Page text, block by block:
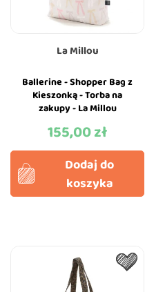
La Millou
Ballerine - Shopper Bag z
Kieszonką - Torba na
zakupy - La Millou
Cena
155,00 zł
Dodaj do
koszyka